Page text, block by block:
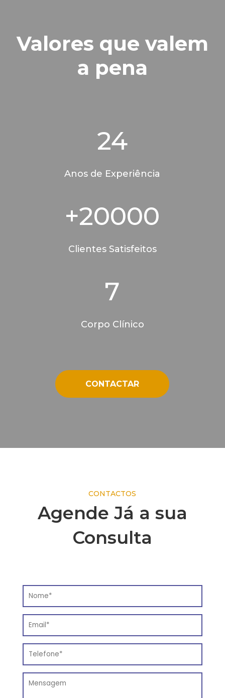
Valores que valem
a pena
24
Anos de Experiência
+20000
Clientes Satisfeitos
7
Corpo Clínico
CONTACTAR
CONTACTOS
Agende Já a sua
Consulta